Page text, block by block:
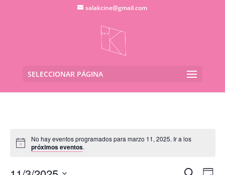
salakcine@gmail.com
SELECCIONAR PÁGINA
No hay eventos programados para marzo 11, 2025. Ir a los
próximos eventos.